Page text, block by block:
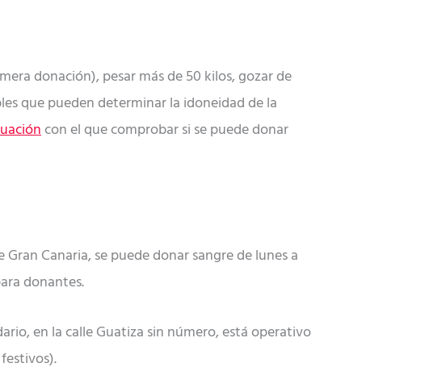
donación), pesar más de 50 kilos, gozar de
que pueden determinar la idoneidad de la
con el que comprobar si se puede donar
Canaria, se puede donar sangre de lunes a
donantes.
en la calle Guatiza sin número, está operativo